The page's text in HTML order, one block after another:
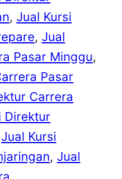
, Jual Kursi
, Jual
Pasar Minggu
Pasar
Carrera
Direktur
Jual Kursi
, Jual